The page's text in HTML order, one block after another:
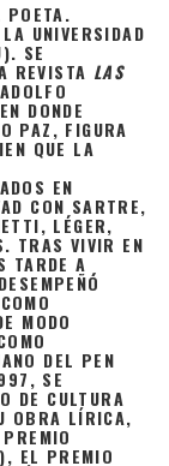
UNIVERSIDAD
SE
REVISTA LAS
DONDE
PAZ, FIGURA
QUE LA
EN
CON SARTRE,
LÉGER,
TRAS VIVIR EN
TARDE A
MODO
DEL PEN
SE
DE CULTURA
OBRA LÍRICA,
EL PREMIO